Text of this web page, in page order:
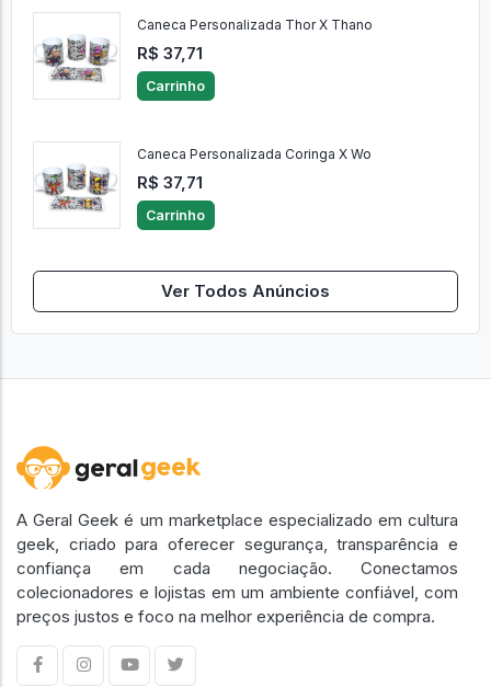
Caneca Personalizada Thor X Thano
R$ 37,71
Carrinho
Caneca Personalizada Coringa X Wo
R$ 37,71
Carrinho
Ver Todos Anúncios
A Geral Geek é um marketplace especializado em cultura
geek, criado para oferecer segurança, transparência e
confiança em cada negociação. Conectamos
colecionadores e lojistas em um ambiente confiável, com
preços justos e foco na melhor experiência de compra.